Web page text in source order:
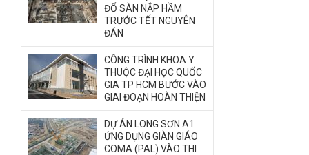
ĐỔ SÀN NẮP HẦM
TRƯỚC TẾT NGUYÊN
ĐÁN
CÔNG TRÌNH KHOA Y
THUỘC ĐẠI HỌC QUỐC
GIA TP HCM BƯỚC VÀO
GIAI ĐOẠN HOÀN THIỆN
DỰ ÁN LONG SƠN A1
ỨNG DỤNG GIÀN GIÁO
COMA (PAL) VÀO THI